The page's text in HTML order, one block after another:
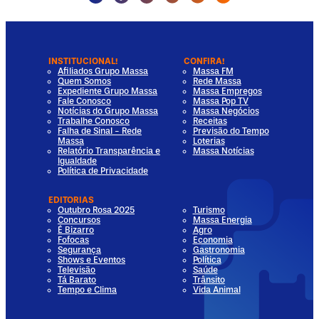
INSTITUCIONAL!
Afiliados Grupo Massa
Quem Somos
Expediente Grupo Massa
Fale Conosco
Notícias do Grupo Massa
Trabalhe Conosco
Falha de Sinal - Rede
Massa
Relatório Transparência e
Igualdade
Política de Privacidade
CONFIRA!
Massa FM
Rede Massa
Massa Empregos
Massa Pop TV
Massa Negócios
Receitas
Previsão do Tempo
Loterias
Massa Notícias
EDITORIAS
Outubro Rosa 2025
Concursos
É Bizarro
Fofocas
Segurança
Shows e Eventos
Televisão
Tá Barato
Tempo e Clima
Turismo
Massa Energia
Agro
Economia
Gastronomia
Política
Saúde
Trânsito
Vida Animal